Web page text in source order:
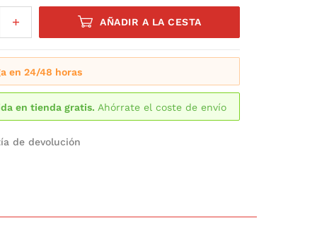
AÑADIR A LA CESTA
en 24/48 horas
en tienda gratis. Ahórrate el coste de envío
de devolución